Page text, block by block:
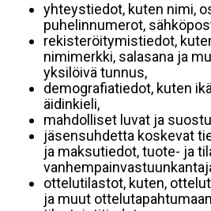
yhteystiedot, kuten nimi,
puhelinnumerot,
rekisteröitymistiedot,
nimimerkki, salasana ja
yksilöivä tunnus,
demografiatiedot, kuten
äidinkieli,
mahdolliset luvat ja
jäsensuhdetta koskevat
ja maksutiedot, tuote- ja
ottelutilastot, kuten,
ja muut